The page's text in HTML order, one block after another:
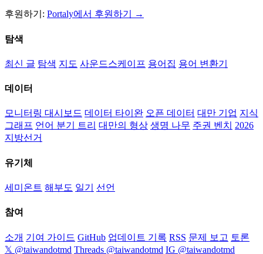
후원하기: Portaly에서 후원하기 →
탐색
최신 글 탐색 지도 사운드스케이프 용어집 용어 변환기
데이터
모니터링 대시보드 데이터 타이완 오픈 데이터 대만 기업 지식
그래프 언어 분기 트리 대만의 형상 생명 나무 주권 벤치 2026
지방선거
유기체
세미온트 해부도 일기 선언
참여
소개 기여 가이드 GitHub 업데이트 기록 RSS 문제 보고 토론
𝕏 @taiwandotmd Threads @taiwandotmd IG @taiwandotmd